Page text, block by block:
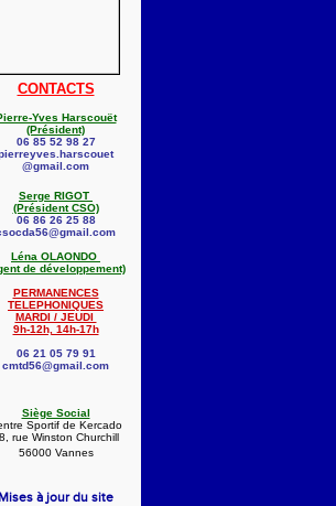
(dont la saisie anticipée des licences) est
!🚨👇
CONTACTS
Yves Harscouët
(Président)
06 85 52 98 27
@gmail.com
Serge RIGOT
(Président CSO)
06 86 26 25 88
Léna OLAONDO
de développement)
PERMANENCES
TELEPHONIQUES
MARDI / JEUDI
9h-12h, 14h-17h
06 21 05 79 91
cmtd56@gmail.com
Siège Social
Sportif de Kercado
rue Winston Churchill
56000 Vannes
Mises à jour du site